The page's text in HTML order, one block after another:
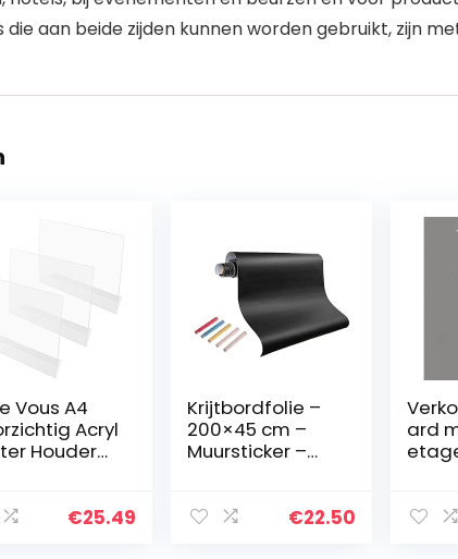
aan beide zijden kunnen worden gebruikt, zijn
Vous A4
Acryl
Houder
€25.49
Krijtbordfolie –
200×45 cm –
Muursticker –
€22.50
ard